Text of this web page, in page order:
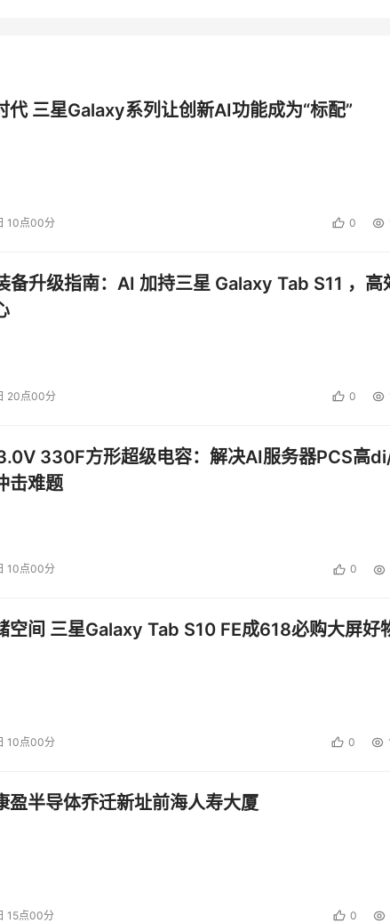
代 三星Galaxy系列让创新AI功能成为“标配”
10点00分 0
备升级指南：AI 加持三星 Galaxy Tab S11 ，高
20点00分 0
330F方形超级电容：解决AI服务器PCS高
击难题
10点00分 0
空间 三星Galaxy Tab S10 FE成618必购大屏好
10点00分 0
盈半导体乔迁新址前海人寿大厦
15点00分 0